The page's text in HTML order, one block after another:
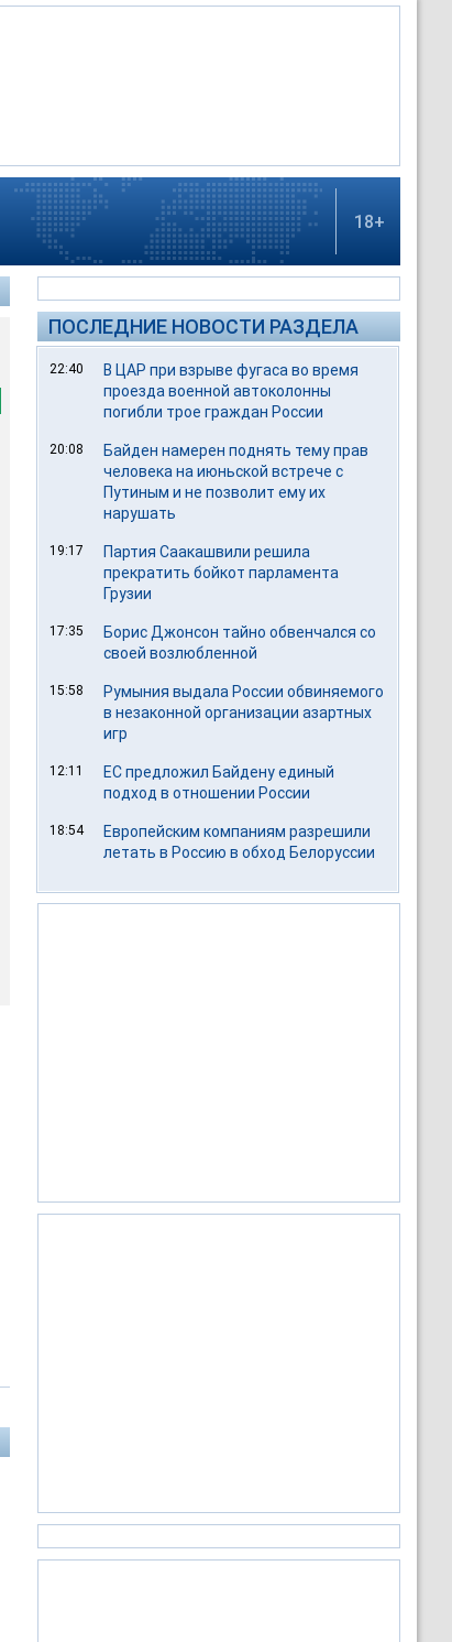
18+
ПОСЛЕДНИЕ НОВОСТИ РАЗДЕЛА
22:40
В ЦАР при взрыве фугаса во время
проезда военной автоколонны
погибли трое граждан России
20:08
Байден намерен поднять тему прав
человека на июньской встрече с
Путиным и не позволит ему их
нарушать
19:17
Партия Саакашвили решила
прекратить бойкот парламента
Грузии
17:35
Борис Джонсон тайно обвенчался со
своей возлюбленной
15:58
Румыния выдала России обвиняемого
в незаконной организации азартных
игр
12:11
ЕС предложил Байдену единый
подход в отношении России
18:54
Европейским компаниям разрешили
летать в Россию в обход Белоруссии